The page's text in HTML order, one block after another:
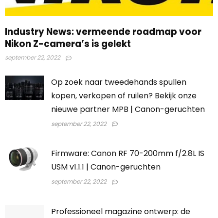
Industry News: vermeende roadmap voor
Nikon Z-camera’s is gelekt
september 22, 2022
Op zoek naar tweedehands spullen
kopen, verkopen of ruilen? Bekijk onze
nieuwe partner MPB | Canon-geruchten
september 22, 2022
Firmware: Canon RF 70-200mm f/2.8L IS
USM v1.1.1 | Canon-geruchten
september 22, 2022
Professioneel magazine ontwerp: de